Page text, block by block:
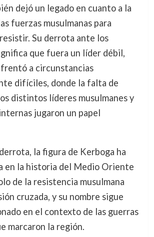
dejó un legado en cuanto a la
fuerzas musulmanas para
Su derrota ante los
que fuera un líder débil,
a circunstancias
difíciles, donde la falta de
distintos líderes musulmanes y
jugaron un papel
la figura de Kerboga ha
en la historia del Medio Oriente
de la resistencia musulmana
cruzada, y su nombre sigue
en el contexto de las guerras
marcaron la región.